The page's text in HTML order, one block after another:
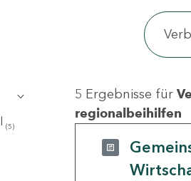
(5)
5 Ergebnisse für
regionalbeihilfen